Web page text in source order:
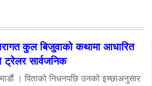
कुल बिजुवाको कथामा आधारित
ट्रेलर सार्वजनिक
। पिताको निधनपछि उनको इच्छाअनुसार